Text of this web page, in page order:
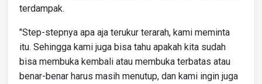
terdampak.
"Step-stepnya apa aja terukur terarah, kami meminta
itu. Sehingga kami juga bisa tahu apakah kita sudah
bisa membuka kembali atau membuka terbatas atau
benar-benar harus masih menutup, dan kami ingin juga